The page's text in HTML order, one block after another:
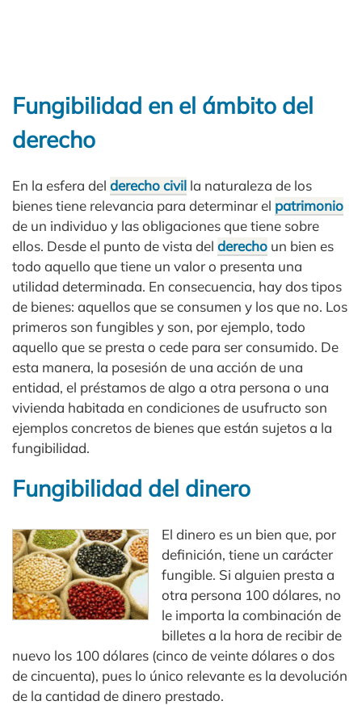
Fungibilidad en el ámbito del
derecho
En la esfera del derecho civil la naturaleza de los
bienes tiene relevancia para determinar el patrimonio
de un individuo y las obligaciones que tiene sobre
ellos. Desde el punto de vista del derecho un bien es
todo aquello que tiene un valor o presenta una
utilidad determinada. En consecuencia, hay dos tipos
de bienes: aquellos que se consumen y los que no. Los
primeros son fungibles y son, por ejemplo, todo
aquello que se presta o cede para ser consumido. De
esta manera, la posesión de una acción de una
entidad, el préstamos de algo a otra persona o una
vivienda habitada en condiciones de usufructo son
ejemplos concretos de bienes que están sujetos a la
fungibilidad.
Fungibilidad del dinero
El dinero es un bien que, por
definición, tiene un carácter
fungible. Si alguien presta a
otra persona 100 dólares, no
le importa la combinación de
billetes a la hora de recibir de
nuevo los 100 dólares (cinco de veinte dólares o dos
de cincuenta), pues lo único relevante es la devolución
de la cantidad de dinero prestado.